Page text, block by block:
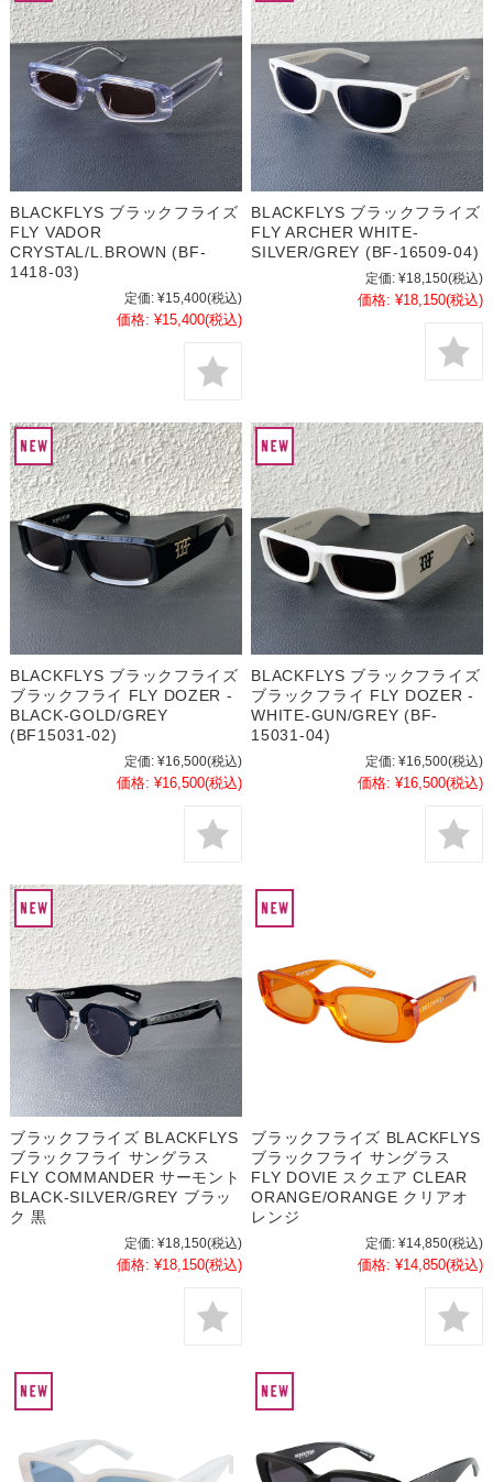
BLACKFLYS ブラックフライズ
FLY VADOR
CRYSTAL/L.BROWN (BF-
1418-03)
定価: ¥15,400(税込)
価格: ¥15,400(税込)
BLACKFLYS ブラックフライズ
FLY ARCHER WHITE-
SILVER/GREY (BF-16509-04)
定価: ¥18,150(税込)
価格: ¥18,150(税込)
BLACKFLYS ブラックフライズ
ブラックフライ FLY DOZER -
BLACK-GOLD/GREY
(BF15031-02)
定価: ¥16,500(税込)
価格: ¥16,500(税込)
BLACKFLYS ブラックフライズ
ブラックフライ FLY DOZER -
WHITE-GUN/GREY (BF-
15031-04)
定価: ¥16,500(税込)
価格: ¥16,500(税込)
ブラックフライズ BLACKFLYS
ブラックフライ サングラス
FLY COMMANDER サーモント
BLACK-SILVER/GREY ブラッ
ク 黒
定価: ¥18,150(税込)
価格: ¥18,150(税込)
ブラックフライズ BLACKFLYS
ブラックフライ サングラス
FLY DOVIE スクエア CLEAR
ORANGE/ORANGE クリアオ
レンジ
定価: ¥14,850(税込)
価格: ¥14,850(税込)